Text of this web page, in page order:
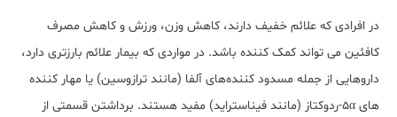
در افرادی که علائم خفیف دارند، کاهش وزن، ورزش و کاهش مصرف
کافئین می تواند کمک ‌کننده ‌باشد. در مواردی که بیمار علائم بارزتری دارد،
داروهایی از جمله مسدود کننده‌های آلفا (مانند ترازوسین) یا مهار کننده
‌های 5α-ردوکتاز (مانند فیناستراید) مفید هستند. برداشتن قسمتی از